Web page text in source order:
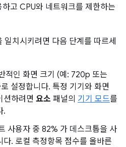
고 CPU와 네트워크를 제한하는
일치시키려면 다음 단계를 따르세
적인 화면 크기 (예: 720p 또는
설정합니다. 특정 기기와 화면
션하려면 요소 패널의 기기 모드를
.
사용자 중 82% 가 데스크톱을 사
다. 로컬 측정항목 점수를 올바른